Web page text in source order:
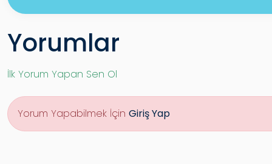
Yorumlar
İlk Yorum Yapan Sen Ol
Yorum Yapabilmek İçin Giriş Yap